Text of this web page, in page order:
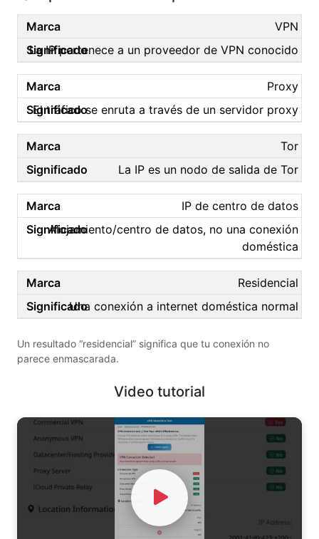
VPN
La IP pertenece a un proveedor de VPN conocido
Proxy
El tráfico se enruta a través de un servidor proxy
Tor
La IP es un nodo de salida de Tor
IP de centro de datos
Alojamiento/centro de datos, no una conexión
doméstica
Residencial
Una conexión a internet doméstica normal
Un resultado “residencial” significa que tu conexión no
parece enmascarada.
Video tutorial
Watch Video